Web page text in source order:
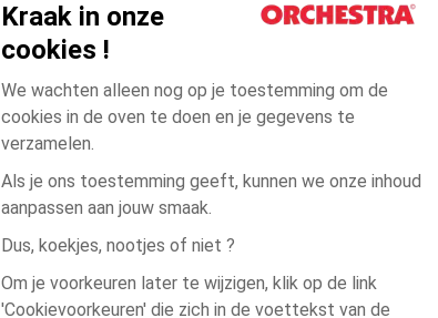
Kraak in onze
cookies !
We wachten alleen nog op je toestemming om de
cookies in de oven te doen en je gegevens te
verzamelen.
Als je ons toestemming geeft, kunnen we onze inhoud
aanpassen aan jouw smaak.
Dus, koekjes, nootjes of niet ?
Om je voorkeuren later te wijzigen, klik op de link
'Cookievoorkeuren' die zich in de voettekst van de
DIRECTE